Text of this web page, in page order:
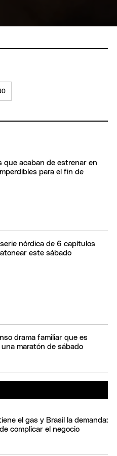
que acaban de estrenar en
para el fin de
nórdica de 6 capítulos
este sábado
drama familiar que es
maratón de sábado
el gas y Brasil la demanda:
complicar el negocio